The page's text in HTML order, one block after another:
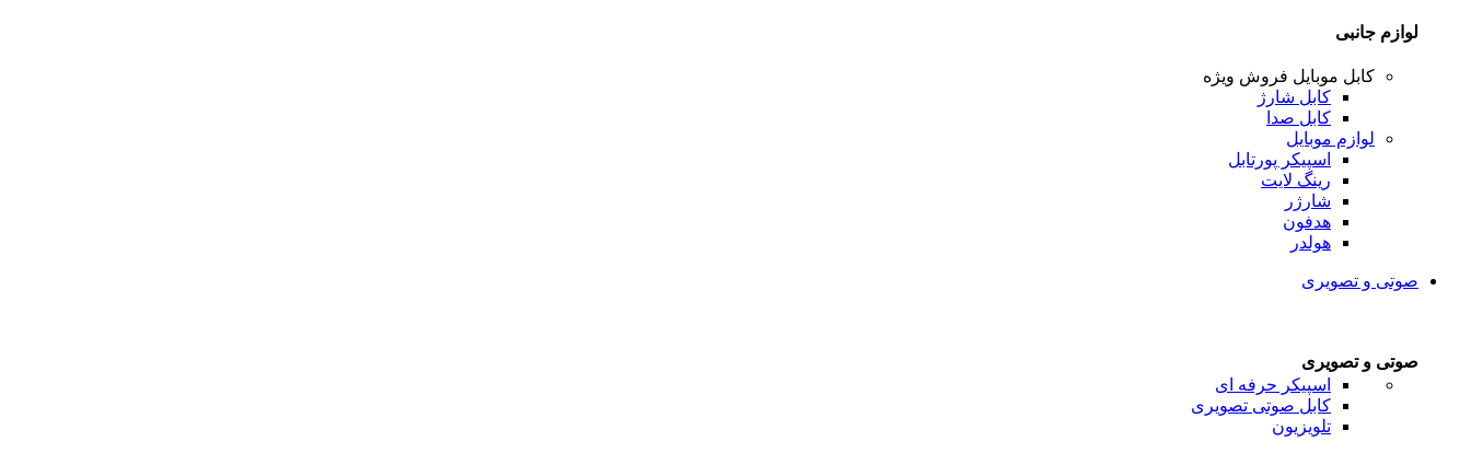
لوازم جانبی
کابل موبایل فروش ویژه
کابل شارژ
کابل صدا
لوازم موبایل
اسپیکر پورتابل
رینگ لایت
شارژر
هدفون
هولدر
صوتی و تصویری
صوتی و تصویری
اسپیکر حرفه ای
کابل صوتی تصویری
تلویزیون